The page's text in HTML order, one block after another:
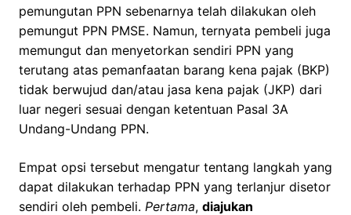
pemungutan PPN sebenarnya telah dilakukan oleh
pemungut PPN PMSE. Namun, ternyata pembeli juga
memungut dan menyetorkan sendiri PPN yang
terutang atas pemanfaatan barang kena pajak (BKP)
tidak berwujud dan/atau jasa kena pajak (JKP) dari
luar negeri sesuai dengan ketentuan Pasal 3A
Undang-Undang PPN.
Empat opsi tersebut mengatur tentang langkah yang
dapat dilakukan terhadap PPN yang terlanjur disetor
sendiri oleh pembeli. Pertama, diajukan